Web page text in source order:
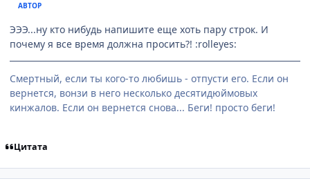
АВТОР
ЭЭЭ...ну кто нибудь напишите еще хоть пару строк. И
почему я все время должна просить?! :rolleyes:
Смертный, если ты кого-то любишь - отпусти его. Если он
вернется, вонзи в него несколько десятидюймовых
кинжалов. Если он вернется снова... Беги! просто беги!
Цитата